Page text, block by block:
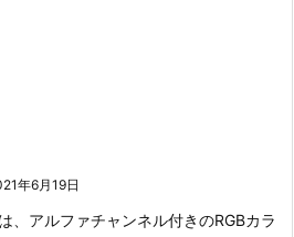
年6月19日
、アルファチャンネル付きのRGBカラ